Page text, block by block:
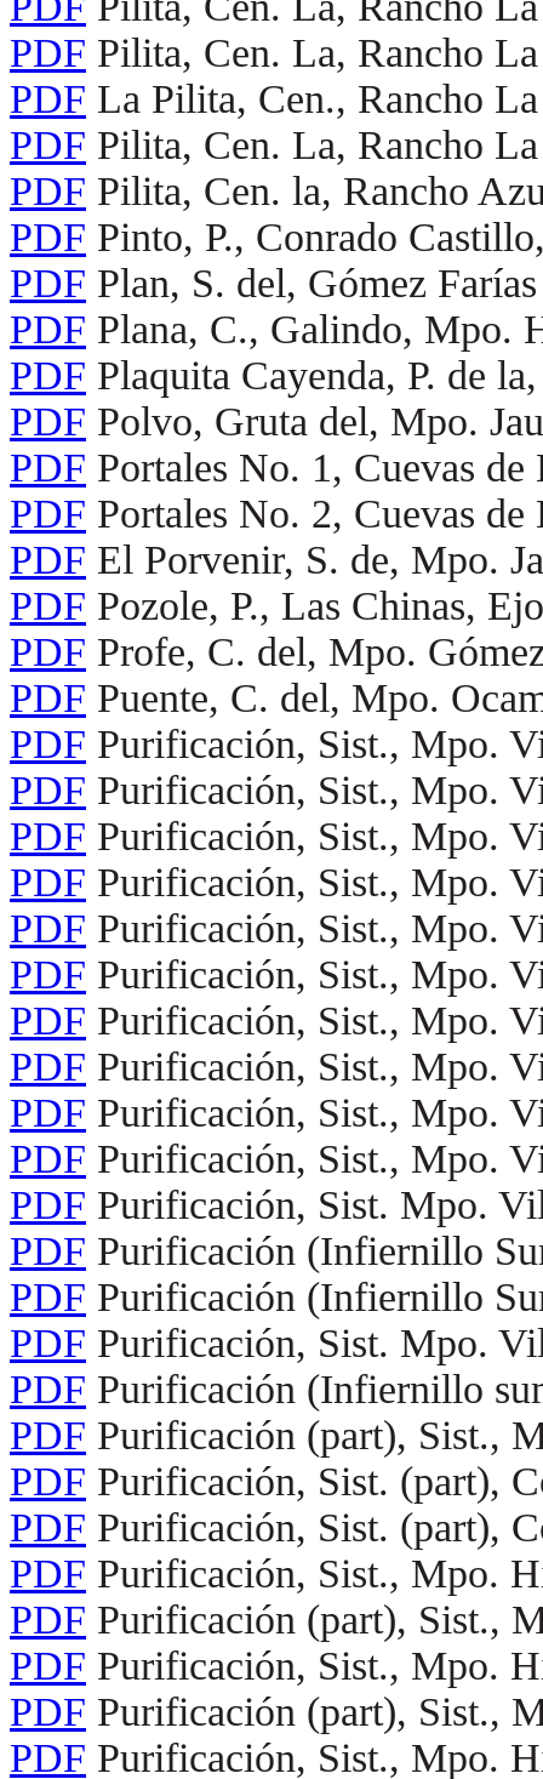
PDF Pilita, Cen. La, Rancho
PDF La Pilita, Cen., Rancho
PDF Pilita, Cen. La, Rancho
PDF Pilita, Cen. la, Rancho
PDF Pinto, P., Conrado
PDF Plan, S. del, Gómez Farías
PDF Plana, C., Galindo, Mpo.
PDF Plaquita Cayenda, P. de
PDF Polvo, Gruta del, Mpo.
PDF Portales No. 1, Cuevas
PDF Portales No. 2, Cuevas
PDF El Porvenir, S. de, Mpo.
PDF Pozole, P., Las Chinas,
PDF Profe, C. del, Mpo.
PDF Puente, C. del, Mpo.
PDF Purificación, Sist., Mpo.
PDF Purificación, Sist., Mpo.
PDF Purificación, Sist., Mpo.
PDF Purificación, Sist., Mpo.
PDF Purificación, Sist., Mpo.
PDF Purificación, Sist., Mpo.
PDF Purificación, Sist., Mpo.
PDF Purificación, Sist., Mpo.
PDF Purificación, Sist., Mpo.
PDF Purificación, Sist., Mpo.
PDF Purificación, Sist. Mpo.
PDF Purificación (Infiernillo
PDF Purificación (Infiernillo
PDF Purificación, Sist. Mpo.
PDF Purificación (Infiernillo
PDF Purificación (part), Sist.,
PDF Purificación, Sist. (part),
PDF Purificación, Sist. (part),
PDF Purificación, Sist., Mpo.
PDF Purificación (part), Sist.,
PDF Purificación, Sist., Mpo.
PDF Purificación (part), Sist.,
PDF Purificación, Sist., Mpo.